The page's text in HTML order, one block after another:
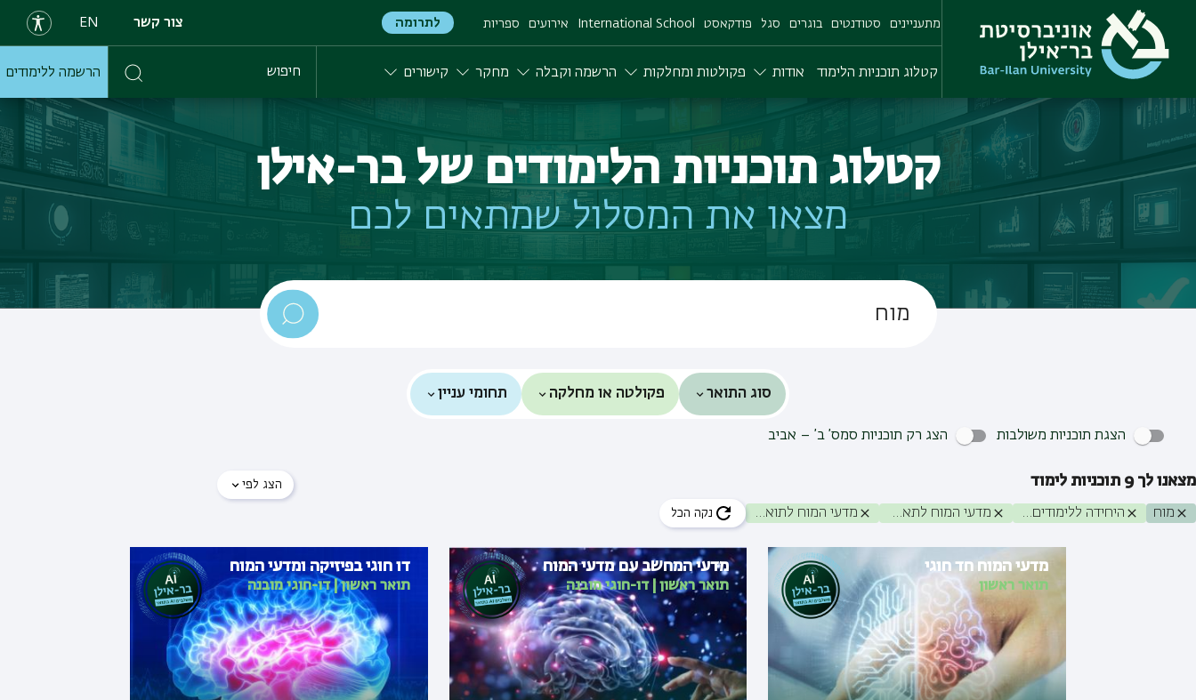
content
מתעניינים סטודנטים בוגרים סגל פודקאסט International School אירועים ספריות לתרומה צור קשר EN
קטלוג תוכניות הלימוד אודות פקולטות ומחלקות הרשמה וקבלה מחקר קישורים הרשמה ללימודים
קטלוג תוכניות הלימודים של בר-אילן
מצאו את המסלול שמתאים לכם
סוג התואר פקולטה או מחלקה תחומי עניין
הצגת תוכניות משולבות הצג רק תוכניות סמס’ ב’ – אביב
מוח היחידה ללימודים בין תחומיים מדעי המוח לתארים מתקדמים מדעי המוח לתואר ראשון נקה הכל
מצאנו לך9 תוכניות לימוד הצג לפי
מדעי המוח חד חוגי
תואר ראשון
מדעי המחשב עם מדעי המוח
תואר ראשון|דו-חוגי מובנה
דו חוגי בפיזיקה ומדעי המוח
תואר ראשון|דו-חוגי מובנה